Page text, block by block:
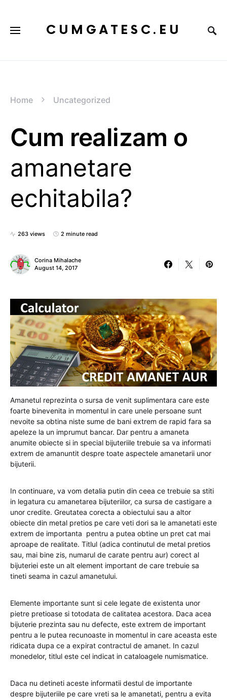
CUMGATESC.EU
Home Uncategorized
Cum realizam o
amanetare
echitabila?
263 views 2 minute read
Corina Mihalache
August 14, 2017
Amanetul reprezinta o sursa de venit suplimentara care este
foarte binevenita in momentul in care unele persoane sunt
nevoite sa obtina niste sume de bani extrem de rapid fara sa
apeleze la un imprumut bancar. Dar pentru a amaneta
anumite obiecte si in special bijuteriile trebuie sa va informati
extrem de amanuntit despre toate aspectele amanetarii unor
bijuterii.
In continuare, va vom detalia putin din ceea ce trebuie sa stiti
in legatura cu amanetarea bijuteriilor, ca sursa de castigare a
unor credite. Greutatea corecta a obiectului sau a altor
obiecte din metal pretios pe care veti dori sa le amanetati este
extrem de importanta pentru a putea obtine un pret cat mai
aproape de realitate. Titlul (adica continutul de metal pretios
sau, mai bine zis, numarul de carate pentru aur) corect al
bijuteriei este un alt element important de care trebuie sa
tineti seama in cazul amanetului.
Elemente importante sunt si cele legate de existenta unor
pietre pretioase si totodata de calitatea acestora. Daca acea
bijuterie prezinta sau nu defecte, este extrem de important
pentru a le putea recunoaste in momentul in care aceasta este
ridicata dupa ce a expirat contractul de amanet. In cazul
monedelor, titlul este cel indicat in cataloagele numismatice.
Daca nu detineti aceste informatii destul de importante
despre bijuteriile pe care vreti sa le amanetati, pentru a evita